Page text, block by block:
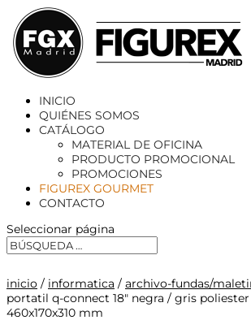
INICIO
QUIÉNES SOMOS
CATÁLOGO
MATERIAL DE OFICINA
PRODUCTO PROMOCIONAL
PROMOCIONES
FIGUREX GOURMET
CONTACTO
Seleccionar página
inicio / informatica / archivo-fundas/
portatil q-connect 18″ negra / gris
460x170x310 mm